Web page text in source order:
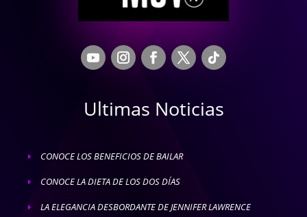
Ultimas Noticias
E CONOCE LOS BENEFICIOS DE BAILAR
E CONOCE LA DIETA DE LOS DOS DÍAS
E LA ELEGANCIA DESBORDANTE DE JENNIFER LAWRENCE